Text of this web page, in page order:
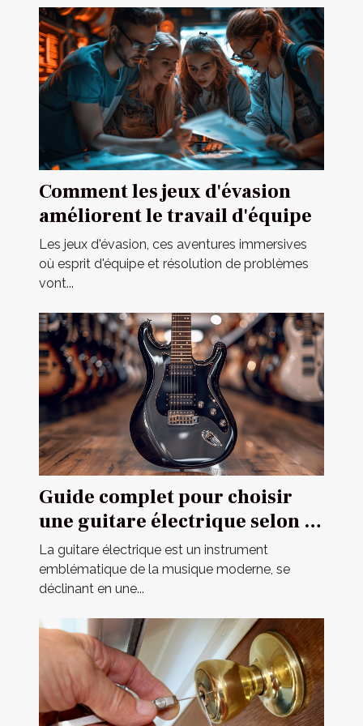
Comment les jeux d'évasion
améliorent le travail d'équipe
Les jeux d'évasion, ces aventures immersives
où esprit d'équipe et résolution de problèmes
vont...
Guide complet pour choisir
une guitare électrique selon sa
construction
La guitare électrique est un instrument
emblématique de la musique moderne, se
déclinant en une...